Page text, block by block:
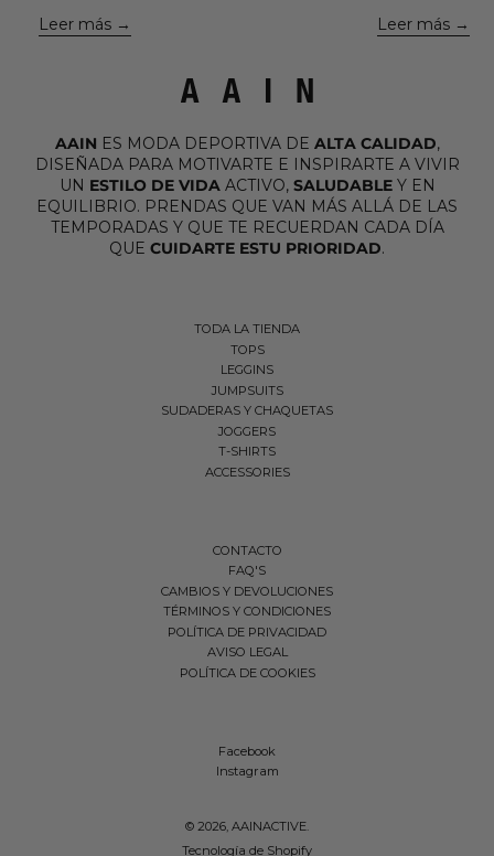
Leer más Leer más
AAIN ES MODA DEPORTIVA DE ALTA CALIDAD,
DISEÑADA PARA MOTIVARTE E INSPIRARTE A VIVIR
UN ESTILO DE VIDA ACTIVO, SALUDABLEY EN
EQUILIBRIO. PRENDAS QUE VAN MÁS ALLÁ DE LAS
TEMPORADAS Y QUE TE RECUERDAN CADA DÍA
QUE CUIDARTE ESTU PRIORIDAD.
TODA LA TIENDA
TOPS
LEGGINS
JUMPSUITS
SUDADERAS Y CHAQUETAS
JOGGERS
T-SHIRTS
ACCESSORIES
CONTACTO
FAQ'S
CAMBIOS Y DEVOLUCIONES
TÉRMINOS Y CONDICIONES
POLÍTICA DE PRIVACIDAD
AVISO LEGAL
POLÍTICA DE COOKIES
Facebook
Instagram
© 2026, AAINACTIVE.
Tecnología de Shopify